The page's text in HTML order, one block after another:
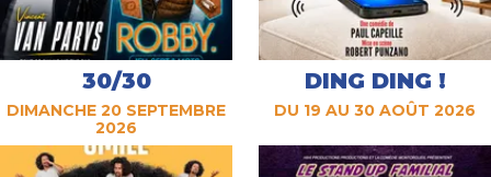
30/30
DIMANCHE 20 SEPTEMBRE
2026
DING DING !
DU 19 AU 30 AOÛT 2026